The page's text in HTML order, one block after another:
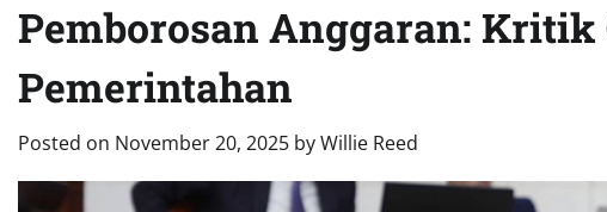
Pemborosan Anggaran: Kritik
Pemerintahan
Posted on November 20, 2025 byWillie Reed